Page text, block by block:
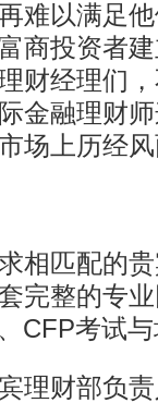
以满足他
商投资者
财经理们
金融理财
场上历经
匹配的贵
完整的专
CFP考试
财部负责